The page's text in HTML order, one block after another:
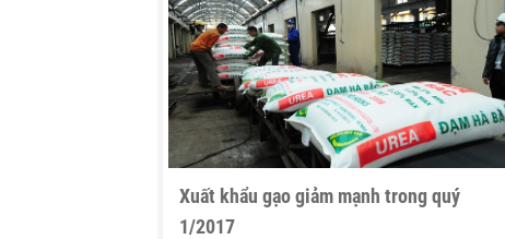
Xuất khẩu gạo giảm mạnh trong quý
1/2017